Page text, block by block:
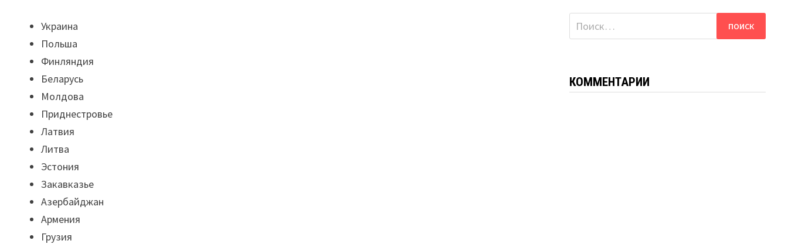
Украина
Польша
Финляндия
Беларусь
Молдова
Приднестровье
Латвия
Литва
Эстония
Закавказье
Азербайджан
Армения
Грузия
Найти:
КОММЕНТАРИИ